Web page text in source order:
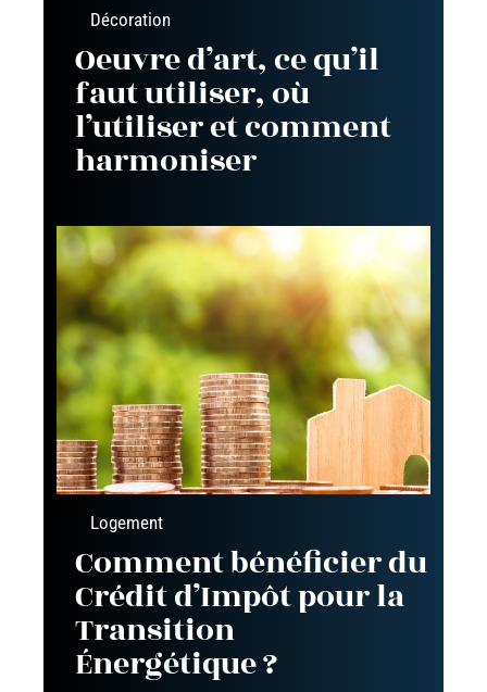
Décoration
Oeuvre d’art, ce qu’il
faut utiliser, où
l’utiliser et comment
harmoniser
Logement
Comment bénéficier du
Crédit d’Impôt pour la
Transition
Énergétique ?